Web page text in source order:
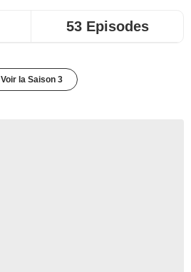
53 Episodes
Voir la Saison 3